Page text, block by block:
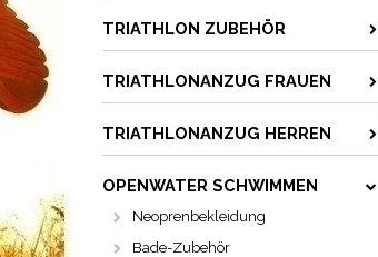
TRIATHLON ZUBEHÖR
TRIATHLONANZUG FRAUEN
TRIATHLONANZUG HERREN
OPENWATER SCHWIMMEN
Neoprenbekleidung
Bade-Zubehör